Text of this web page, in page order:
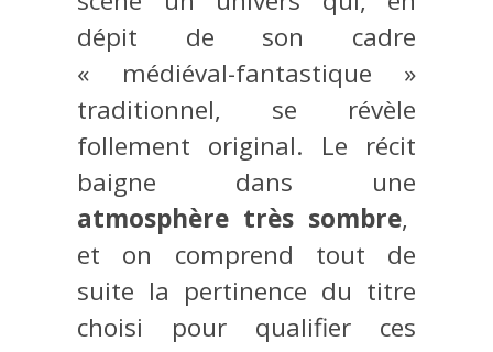
dépit de son cadre
« médiéval-fantastique »
traditionnel, se révèle
follement original. Le récit
baigne dans une
atmosphère très sombre,
et on comprend tout de
suite la pertinence du titre
choisi pour qualifier ces